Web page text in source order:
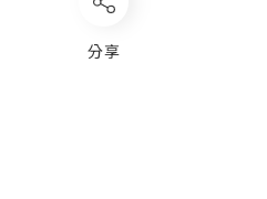
分享